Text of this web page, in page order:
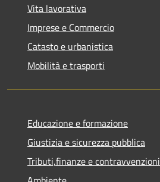
Vita lavorativa
Imprese e Commercio
Catasto e urbanistica
Mobilità e trasporti
Educazione e formazione
Giustizia e sicurezza pubblica
Tributi,finanze e contravvenzioni